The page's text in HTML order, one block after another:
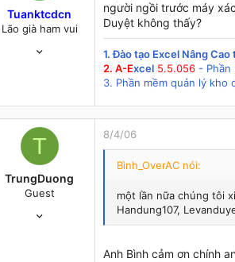
Tuanktcdcn
Lão già ham vui
Hà Nội
người ngồi trước máy
Duyệt không thấy?
1. Đào tạo Excel Nâng Cao
2. A-Excel 5.5.056 - Phần
3. Phần mềm quản lý kho
T
TrungDuong
Guest
8/4/06
Bình_OverAC nói:
một lần nữa chúng tôi
Handung107,
Anh Bình cảm ơn chính